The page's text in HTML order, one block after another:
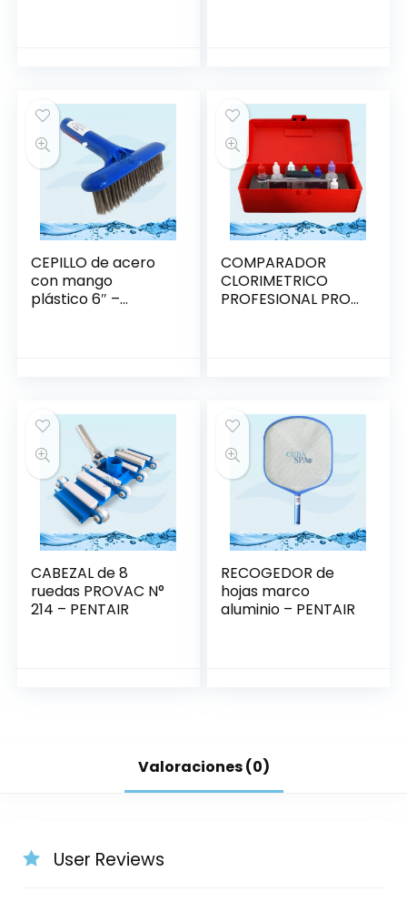
CEPILLO de acero
con mango
plástico 6″ –
COMPARADOR
CLORIMETRICO
PROFESIONAL PRO II
CABEZAL de 8
ruedas PROVAC N°
214 – PENTAIR
RECOGEDOR de
hojas marco
aluminio – PENTAIR
Valoraciones (0)
User Reviews